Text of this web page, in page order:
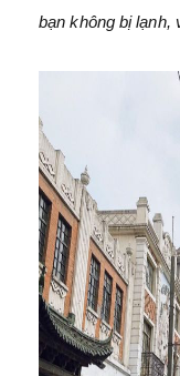
bạn không bị lạnh,